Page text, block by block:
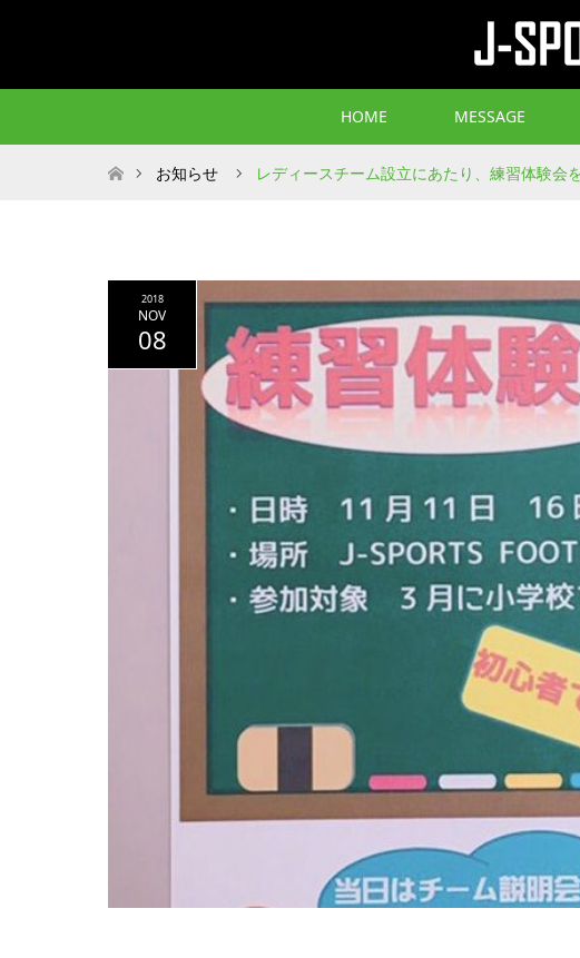
HOME MESSAGE
ホームお知らせ レディースチーム設立にあたり、練習体験会
2018
NOV
08